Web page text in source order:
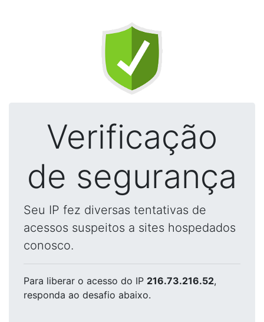
Verificação
de segurança
Seu IP fez diversas tentativas de
acessos suspeitos a sites hospedados
conosco.
Para liberar o acesso do IP 216.73.216.52,
responda ao desafio abaixo.